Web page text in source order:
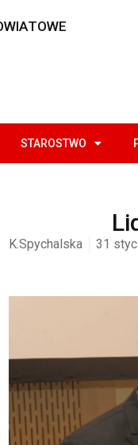
STAROSTWO
K.Spychalska 31